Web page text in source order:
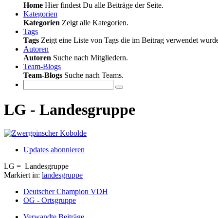
Home Hier findest Du alle Beiträge der Seite.
Kategorien
Kategorien Zeigt alle Kategorien.
Tags
Tags Zeigt eine Liste von Tags die im Beitrag verwendet
Autoren
Autoren Suche nach Mitgliedern.
Team-Blogs
Team-Blogs Suche nach Teams.
LG - Landesgruppe
Updates abonnieren
LG = Landesgruppe
Markiert in: landesgruppe
Deutscher Champion VDH
OG - Ortsgruppe